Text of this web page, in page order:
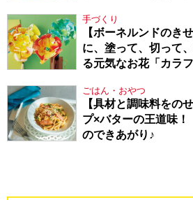
手づくり
【ボーネルンドのき
に、塗って、切って
る元気なお花「カラ
ごはん・おやつ
【具材と調味料をの
プ×バターの王道味！
のできあがり♪